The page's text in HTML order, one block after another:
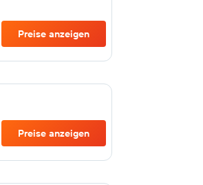
Preise anzeigen
Preise anzeigen